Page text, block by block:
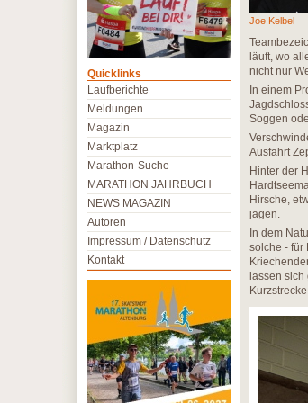
Joe Kelbel
läuft, wo
nicht nur
In einem
Soggen
Ausfahrt
Hinter der
Hirsche,
jagen.
In dem
solche - für
lassen
Quicklinks
Laufberichte
Meldungen
Magazin
Marktplatz
Marathon-Suche
MARATHON JAHRBUCH
NEWS MAGAZIN
Autoren
Impressum / Datenschutz
Kontakt